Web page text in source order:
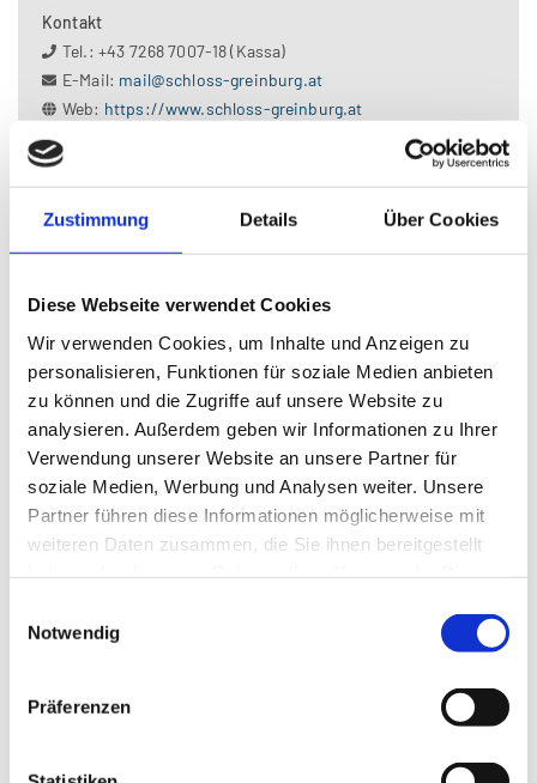
Zustimmung Details Über Cookies
Diese Webseite verwendet Cookies
Wir verwenden Cookies, um Inhalte und Anzeigen zu
personalisieren, Funktionen für soziale Medien anbieten
zu können und die Zugriffe auf unsere Website zu
analysieren. Außerdem geben wir Informationen zu Ihrer
Verwendung unserer Website an unsere Partner für
soziale Medien, Werbung und Analysen weiter. Unsere
Partner führen diese Informationen möglicherweise mit
weiteren Daten zusammen, die Sie ihnen bereitgestellt
Notwendig
Präferenzen
Kontakt
Tel.: +43 7268 7007-18 (Kassa)
E-Mail: mail@schloss-greinburg.at
Web: https://www.schloss-greinburg.at
Große Schlossführung | Schloss Greinburg
Vermittlungsangebot
Das Diamantgewölbe erhält seinen Namen
durch die einzigartige Deckenstruktur, die mit
diamantförmigen Ornamenten bedeckt ist. (c)
HSCG
Bei einer Großen Schlossführung
lernen Besucherinnen und
Besucher Schloss Greinburg näher kennen und können in die
Die Große Schlossführung wird als Fortsetzung der Kleinen